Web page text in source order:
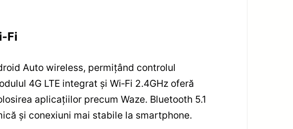
Auto wireless, permițând controlul
4G LTE integrat și Wi‑Fi 2.4GHz oferă
aplicațiilor precum Waze. Bluetooth 5.1
și conexiuni mai stabile la smartphone.